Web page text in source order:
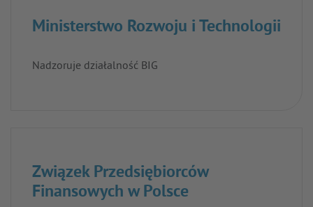
Ministerstwo Rozwoju i Technologii
Nadzoruje działalność BIG
Związek Przedsiębiorców
Finansowych w Polsce